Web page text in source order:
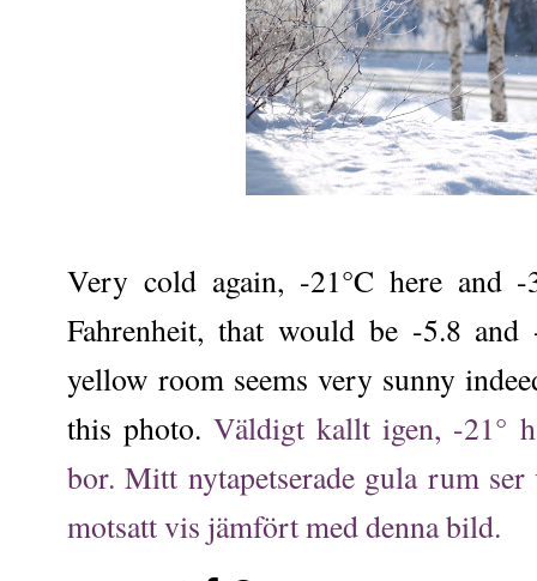
Very cold again, -21°C here and
Fahrenheit, that would be -5.8
yellow room seems very sunny
this photo.Väldigt kallt igen, -21°
bor. Mitt nytapetserade gula rum
motsatt vis jämfört med denna bild.